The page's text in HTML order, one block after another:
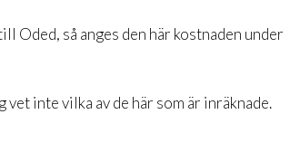
Oded, så anges den här kostnaden under
vet inte vilka av de här som är inräknade.